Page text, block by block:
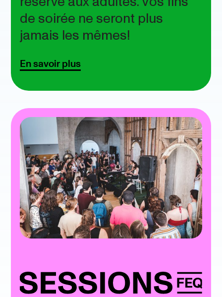
de soirée ne seront plus
jamais les mêmes!
En savoir plus